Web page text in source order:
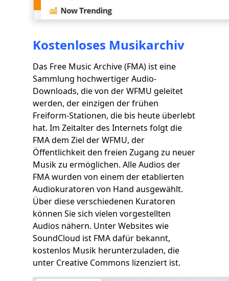
Kostenloses Musikarchiv
Das Free Music Archive (FMA) ist eine
Sammlung hochwertiger Audio-
Downloads, die von der WFMU geleitet
werden, der einzigen der frühen
Freiform-Stationen, die bis heute überlebt
hat. Im Zeitalter des Internets folgt die
FMA dem Ziel der WFMU, der
Öffentlichkeit den freien Zugang zu neuer
Musik zu ermöglichen. Alle Audios der
FMA wurden von einem der etablierten
Audiokuratoren von Hand ausgewählt.
Über diese verschiedenen Kuratoren
können Sie sich vielen vorgestellten
Audios nähern. Unter Websites wie
SoundCloud ist FMA dafür bekannt,
kostenlos Musik herunterzuladen, die
unter Creative Commons lizenziert ist.